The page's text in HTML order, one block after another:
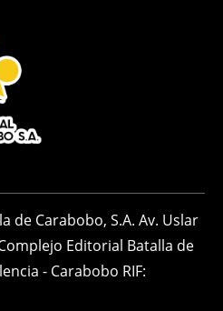
de Carabobo, S.A. Av. Uslar
Editorial Batalla de
- Carabobo RIF: